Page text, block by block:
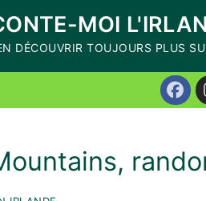
MOI
DÉCOUVRIR TOUJOURS PLUS
numériqueoffert"10
à la journée et sans